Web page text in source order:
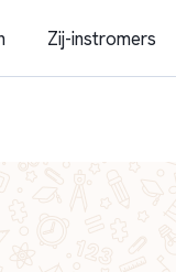
Zij-instromers